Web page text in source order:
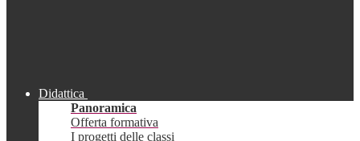
Didattica
Panoramica
Offerta formativa
I progetti delle classi